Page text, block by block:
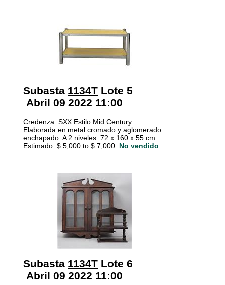
Subasta 1134T Lote 5
Abril 09 2022 11:00
Credenza. SXX Estilo Mid Century
Elaborada en metal cromado y aglomerado
enchapado. A 2 niveles. 72 x 160 x 55 cm
Estimado: $ 5,000 to $ 7,000. No vendido
Subasta 1134T Lote 6
Abril 09 2022 11:00